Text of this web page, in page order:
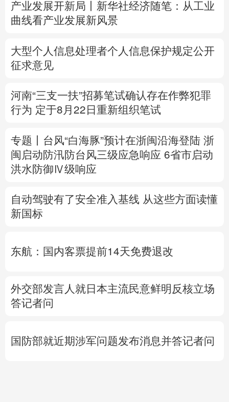
Русский язык
产业发展开新局丨 新华社经济随笔：从工业
曲线看产业发展新风景
大型个人信息处理者个人信息保护规定公开
征求意见
河南“三支一扶”招募笔试确认存在作弊犯罪
行为 定于8月22日重新组织笔试
专题丨 台风“白海豚”预计在浙闽沿海登陆 浙
闽启动防汛防台风三级应急响应 6省市启动
洪水防御Ⅳ级响应
自动驾驶有了安全准入基线 从这些方面读懂
新国标
东航：国内客票提前14天免费退改
外交部发言人就日本主流民意鲜明反核立场
答记者问
国防部就近期涉军问题发布消息并答记者问